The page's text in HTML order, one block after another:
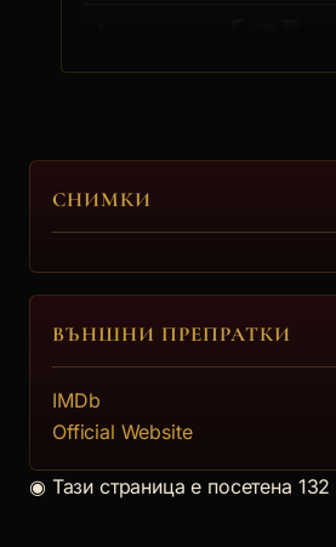
началото на кариера... [още]
Максим Ешкенази
6.
СНИМКИ
ВЪНШНИ ПРЕПРАТКИ
IMDb
Official Website
◉ Тази страница е посетена 132